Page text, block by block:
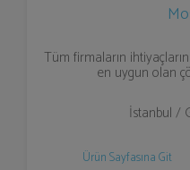
Tüm firmaların
en uygun olan
İstanbul /
Ürün Sayfasına Git